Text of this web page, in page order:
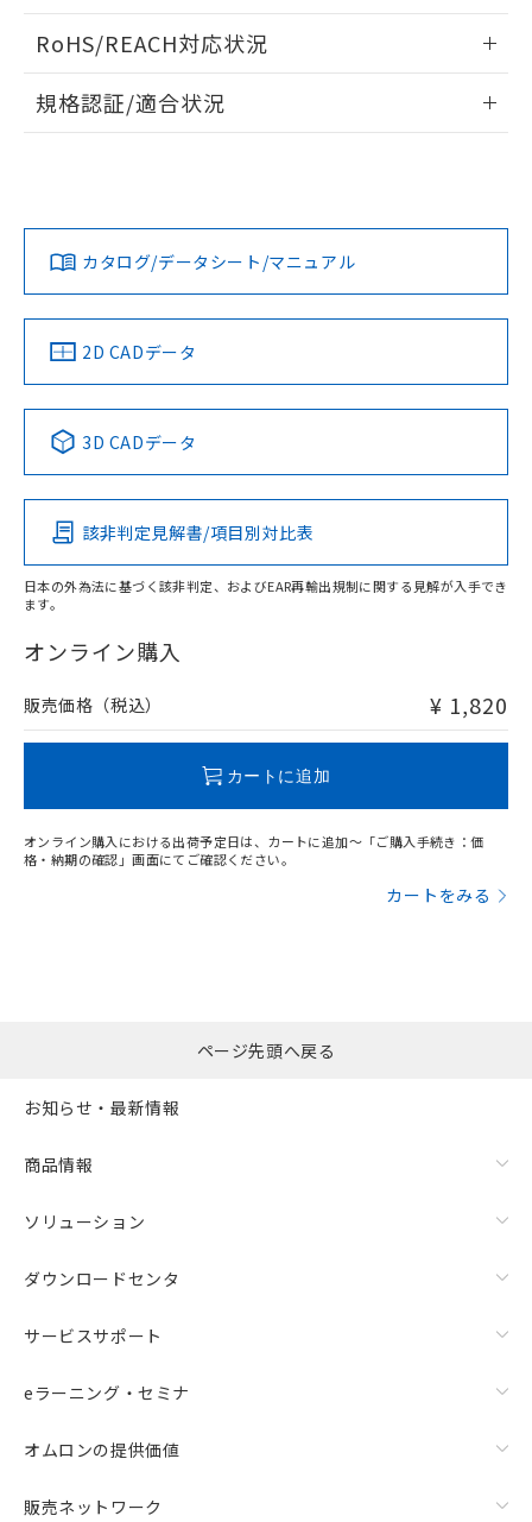
開閉容量
ドすることができます。
ログイン/会員登録
ダウンロードデータをご利用いただく前に、以下を必ずお読
みください。
ソフトウェアの使用条件
RoHS/REACH対応状況
EU RoHS 注意事項・凡例
対応済み
中国 RoHS 注意事項・凡例
Pb Hg Cd Cr(VI)
O
在庫等で未対応品が混在する可能性があります。
問い合わせください。
規格認証/適合状況
LR型式承認
（イギリス
船舶規格）
DNV型式承認
（ノルウェー
BV型式承認
（フランス
KR型式
（韓国
Yes No No No
この製品の規格認証/適合状況ページへ
その他の認証はこちらのページからご検索ください
カタログ/データシート/マニュアル
2D CADデータ
3D CADデータ
該非判定見解書/項目別対比表
日本の外為法に基づく該非判定、およびEAR再輸出規制に関する見解が入手でき
ます。
オンライン購入
販売価格（税込） ¥ 1,820
カートに追加
オンライン購入における出荷予定日は、カートに追加～「ご購入手続き：価
格・納期の確認」画面にてご確認ください。
カートをみる
ページ先頭へ戻る
お知らせ・最新情報
商品情報
ソリューション
ダウンロードセンタ
サービスサポート
eラーニング・セミナ
オムロンの提供価値
販売ネットワーク